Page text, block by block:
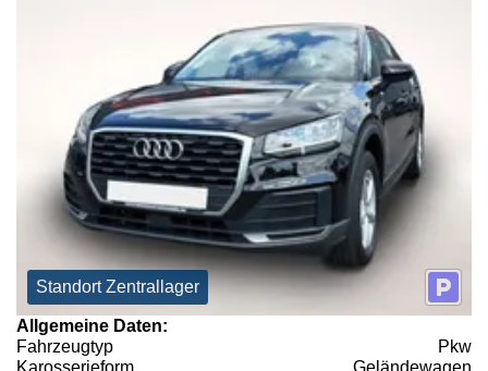
Standort Zentrallager
Allgemeine Daten:
Fahrzeugtyp
Pkw